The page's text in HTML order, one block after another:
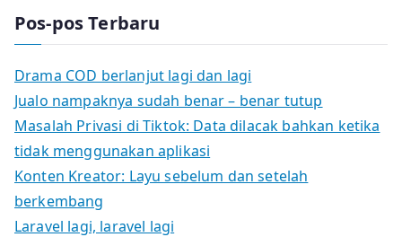
Pos-pos Terbaru
Drama COD berlanjut lagi dan lagi
Jualo nampaknya sudah benar – benar tutup
Masalah Privasi di Tiktok: Data dilacak bahkan ketika
tidak menggunakan aplikasi
Konten Kreator: Layu sebelum dan setelah
berkembang
Laravel lagi, laravel lagi